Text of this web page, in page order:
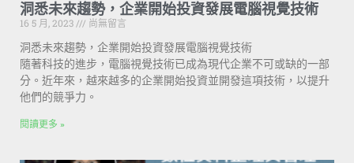
洞悉未來趨勢，企業開始投資發展電腦視覺技術
16 5 月, 2023
尚無留言
洞悉未來趨勢，企業開始投資發展電腦視覺技術
隨著科技的進步，電腦視覺技術已成為現代企業不可或缺的一部
分。近年來，越來越多的企業開始投資並開發這項技術，以提升
他們的競爭力。
閱讀更多 »